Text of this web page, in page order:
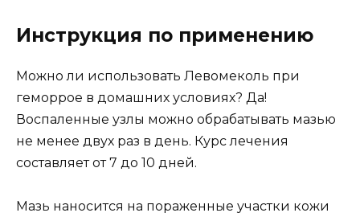
Инструкция по применению
Можно ли использовать Левомеколь при
геморрое в домашних условиях? Да!
Воспаленные узлы можно обрабатывать мазью
не менее двух раз в день. Курс лечения
составляет от 7 до 10 дней.
Мазь наносится на пораженные участки кожи